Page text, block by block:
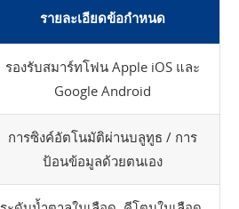
รายละเอียดข้อกำหนด
รองรับสมาร์ทโฟน Apple iOS และ
Google Android
การซิงค์อัตโนมัติผ่านบลูทูธ / การ
ป้อนข้อมูลด้วยตนเอง